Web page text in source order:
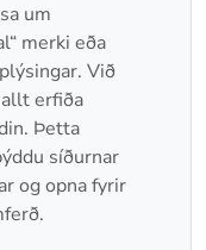
um
merki eða
Við
erfiða
Þetta
síðurnar
og opna fyrir